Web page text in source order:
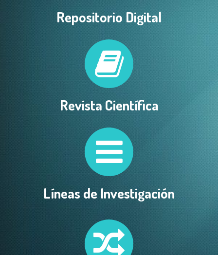
Repositorio Digital
Revista Científica
Líneas de Investigación